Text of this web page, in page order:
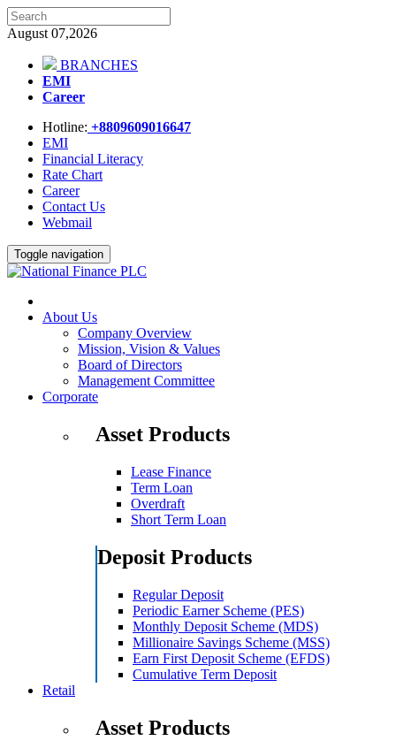
August 07,2026
BRANCHES
EMI
Career
Hotline: +8809609016647
EMI
Financial Literacy
Rate Chart
Career
Contact Us
Webmail
Toggle navigation
About Us
Company Overview
Mission, Vision & Values
Board of Directors
Management Committee
Corporate
Asset Products
Lease Finance
Term Loan
Overdraft
Short Term Loan
Deposit Products
Regular Deposit
Periodic Earner Scheme (PES)
Monthly Deposit Scheme (MDS)
Millionaire Savings Scheme (MSS)
Earn First Deposit Scheme (EFDS)
Cumulative Term Deposit
Retail
Asset Products